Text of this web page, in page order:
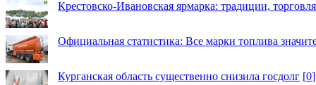
Крестовско-Ивановская ярмарка: традиции,
Официальная статистика: Все марки топлива
Курганская область существенно снизила госдолг [0]